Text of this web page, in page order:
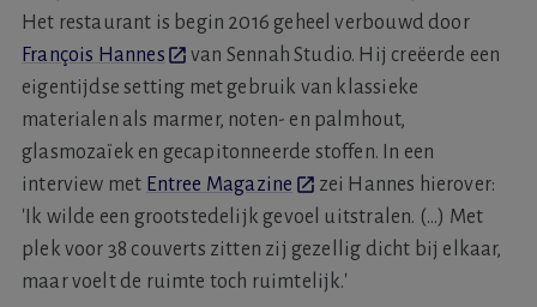
Het restaurant is begin 2016 geheel verbouwd door
François Hannes
van Sennah Studio. Hij creëerde een
eigentijdse setting met gebruik van klassieke
materialen als marmer, noten- en palmhout,
glasmozaïek en gecapitonneerde stoffen. In een
interview met Entree Magazine
zei Hannes hierover:
'Ik wilde een grootstedelijk gevoel uitstralen. (...) Met
plek voor 38 couverts zitten zij gezellig dicht bij elkaar,
maar voelt de ruimte toch ruimtelijk.'